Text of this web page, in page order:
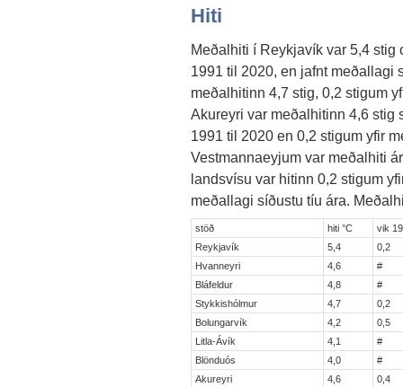
Hiti
Meðalhiti í Reykjavík var 5,4 stig
1991 til 2020, en jafnt meðallagi
meðalhitinn 4,7 stig, 0,2 stigum
Akureyri var meðalhitinn 4,6 stig
1991 til 2020 en 0,2 stigum yfir
Vestmannaeyjum var meðalhiti
landsvísu var hitinn 0,2 stigum
meðallagi síðustu tíu ára.
stöð hiti °C
vik
Reykjavík
5,4
0,2
Hvanneyri
4,6
#
Bláfeldur
4,8
#
Stykkishólmur
4,7
0,2
Bolungarvík
4,2
0,5
Litla-Ávík
4,1
#
Blönduós
4,0
#
Akureyri
4,6
0,4